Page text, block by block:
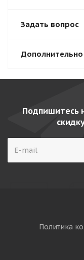
Задать вопрос
Дополнительно
Подпишитесь
Политика